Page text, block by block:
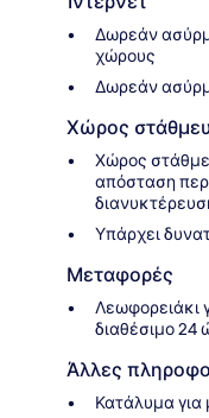
Δωρεάν
χώρους
Δωρεάν
Χώρος
Χώρος
απόσταση
Υπάρχει
Μεταφορές
Λεωφορειάκι
διαθέσιμο 24
Άλλες
Κατάλυμα για